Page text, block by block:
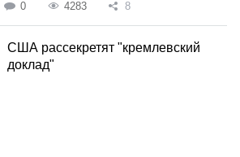
0 4283 8
США рассекретят "кремлевский
доклад"